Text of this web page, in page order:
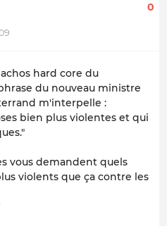
0
hard core du
du nouveau ministre
m'interpelle :
bien plus violentes et qui
vous demandent quels
violents que ça contre les